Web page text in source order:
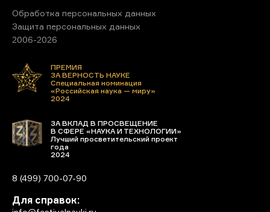
Обработка персональных данных
Защита персональных данных
2006-2026
ПРЕМИЯ
ЗА ВЕРНОСТЬ НАУКЕ
Специальная номинация
«Российская наука — миру»
2024
ЗА ВКЛАД В ПРОСВЕЩЕНИЕ
В СФЕРЕ «НАУКА И ТЕХНОЛОГИИ»
Лучший просветительский проект
года
2024
8 (499) 700-07-90
Для справок: